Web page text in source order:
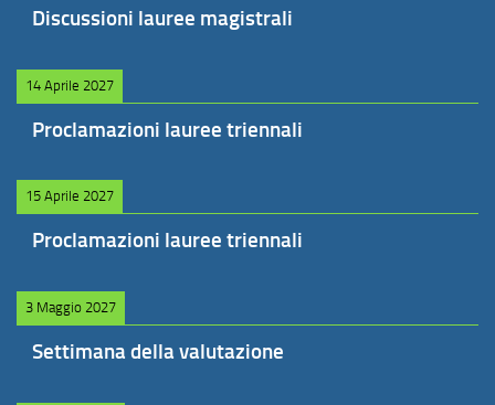
Discussioni lauree magistrali
14 Aprile 2027
Proclamazioni lauree triennali
15 Aprile 2027
Proclamazioni lauree triennali
3 Maggio 2027
Settimana della valutazione